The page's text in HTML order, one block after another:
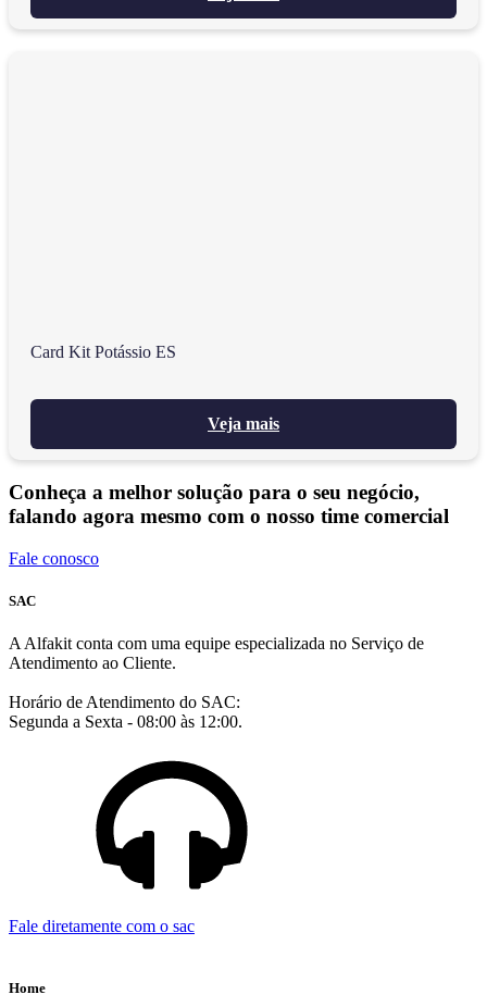
Card Kit Potássio ES
Veja mais
Conheça a melhor solução para o seu negócio,
falando agora mesmo com o nosso time comercial
Fale conosco
SAC
A Alfakit conta com uma equipe especializada no Serviço de
Atendimento ao Cliente.
Horário de Atendimento do SAC:
Segunda a Sexta - 08:00 às 12:00.
Fale diretamente com o sac
Home